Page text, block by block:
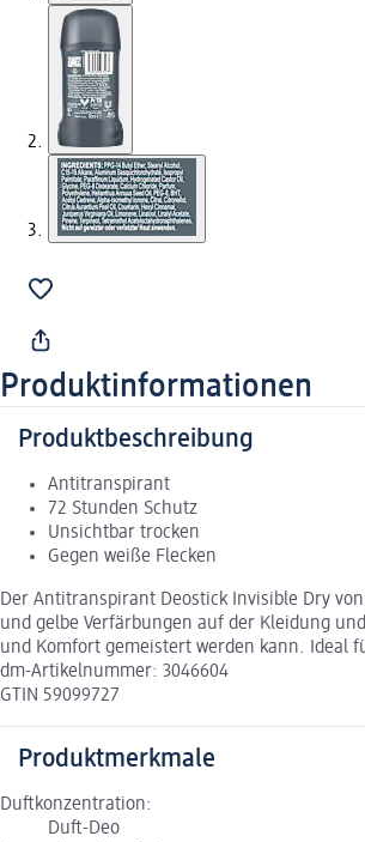
Produktinformationen
Produktbeschreibung
Antitranspirant
72 Stunden Schutz
Unsichtbar trocken
Gegen weiße Flecken
Der Antitranspirant Deostick Invisible Dry
und gelbe Verfärbungen auf der Kleidung
und Komfort gemeistert werden kann. Ideal
dm-Artikelnummer: 3046604
GTIN 59099727
Produktmerkmale
Duftkonzentration:
Duft-Deo